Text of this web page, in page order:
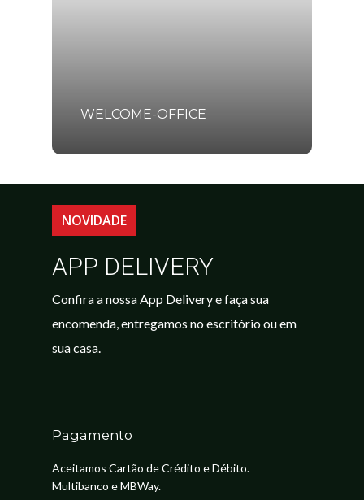
WELCOME-OFFICE
NOVIDADE
APP DELIVERY
Confira a nossa App Delivery e faça sua
encomenda, entregamos no escritório ou em
sua casa.
Pagamento
Aceitamos Cartão de Crédito e Débito.
Multibanco e MBWay.